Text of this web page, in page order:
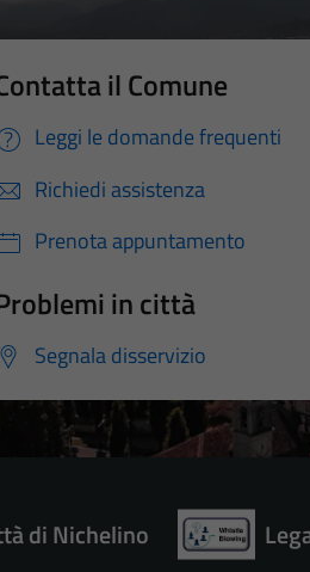
il Comune
Leggi le domande frequenti
Richiedi assistenza
Prenota appuntamento
in città
Segnala disservizio
di Nichelino